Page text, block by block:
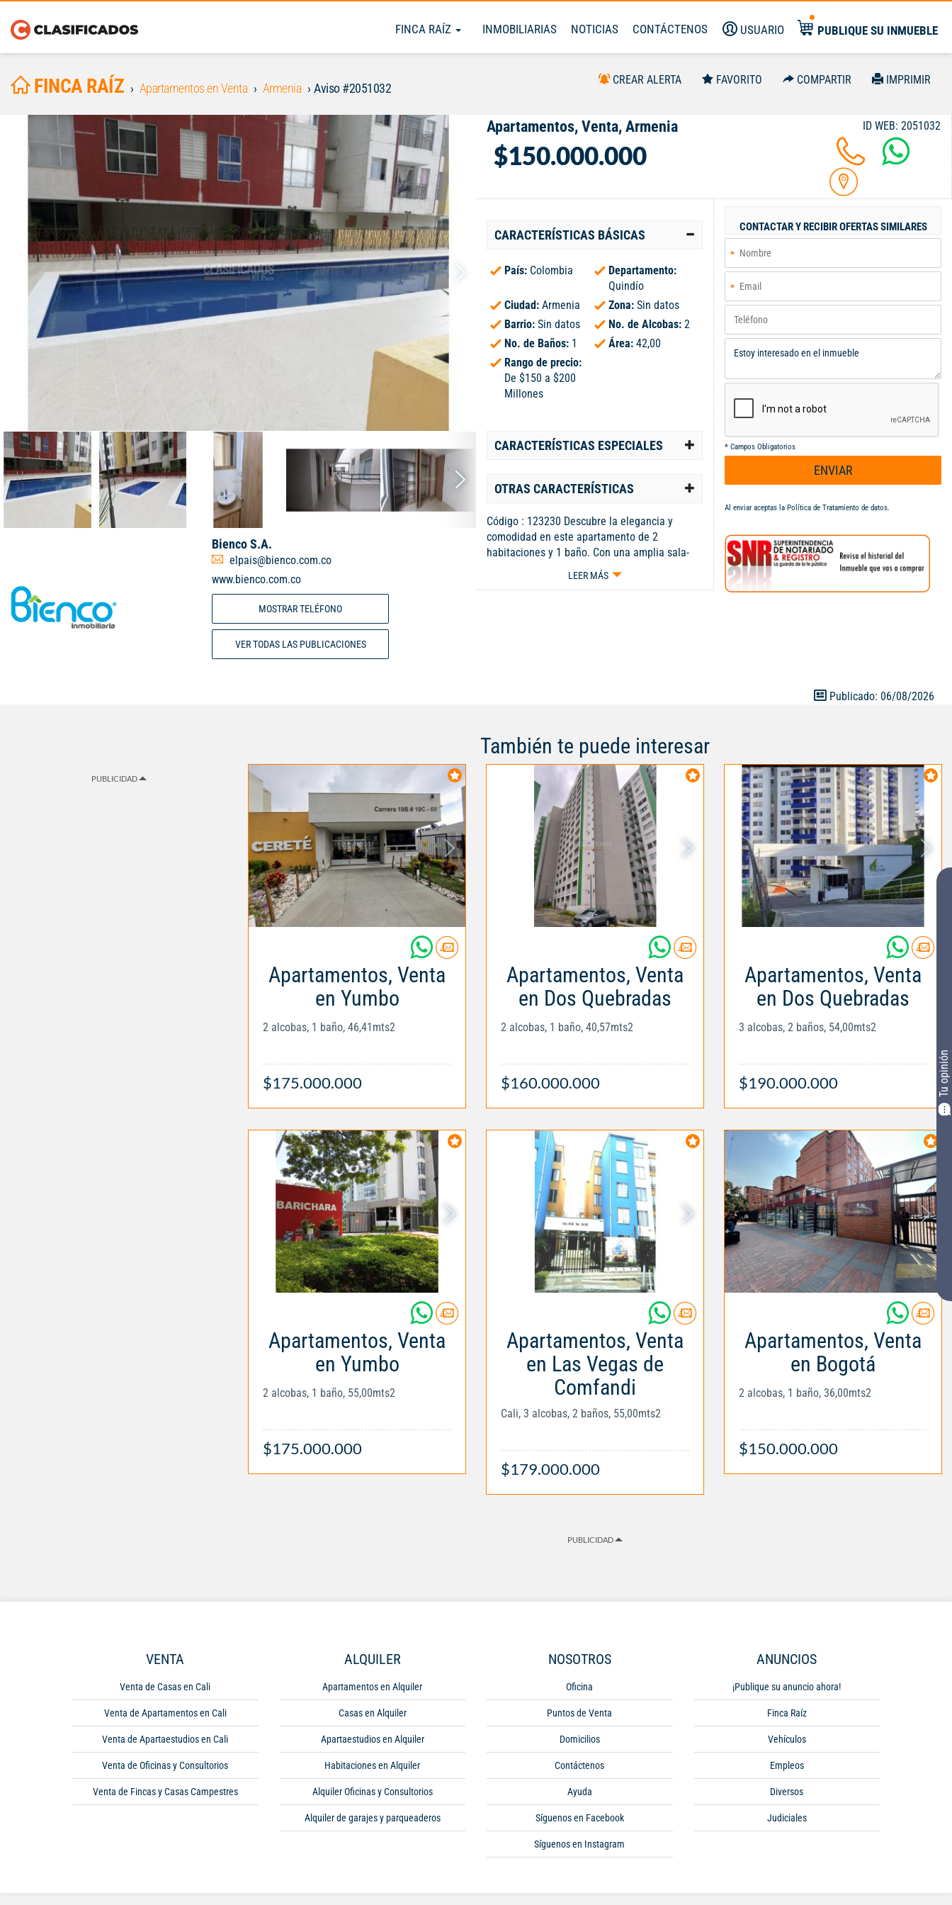
FINCA RAÍZ INMOBILIARIAS NOTICIAS CONTÁCTENOS USUARIO PUBLIQUE SU INMUEBLE
Tu opinión
FINCA RAÍZ Apartamentos en Venta Armenia Aviso #2051032
CREAR ALERTA FAVORITO COMPARTIR IMPRIMIR
Bienco S.A.
elpais@bienco.com.co
www.bienco.com.co
MOSTRAR TELÉFONO
VER TODAS LAS PUBLICACIONES
Apartamentos, Venta, Armenia
$150.000.000
ID WEB: 2051032
CARACTERÍSTICAS BÁSICAS
País: Colombia
Departamento:
Quindío
Ciudad: Armenia Zona: Sin datos
Barrio: Sin datos No. de Alcobas: 2
No. de Baños: 1 Área: 42,00
Rango de precio:
De $150 a $200
Millones
CARACTERÍSTICAS ESPECIALES
OTRAS CARACTERÍSTICAS
Código : 123230 Descubre la elegancia y
comodidad en este apartamento de 2
habitaciones y 1 baño. Con una amplia sala-
comedor que invita a la convivencia, ascensor
para tu comodidad, y una refrescante piscina
LEER MÁS
CONTACTAR Y RECIBIR OFERTAS SIMILARES
* Campos Obligatorios
ENVIAR
Al enviar aceptas la Política de Tratamiento de datos.
Publicado: 06/08/2026
PUBLICIDAD
También te puede interesar
Apartamentos, Venta
en Yumbo
2 alcobas, 1 baño, 46,41mts2
$175.000.000
Apartamentos, Venta
en Dos Quebradas
2 alcobas, 1 baño, 40,57mts2
$160.000.000
Apartamentos, Venta
en Dos Quebradas
3 alcobas, 2 baños, 54,00mts2
$190.000.000
Apartamentos, Venta
en Yumbo
2 alcobas, 1 baño, 55,00mts2
$175.000.000
Apartamentos, Venta
en Las Vegas de
Comfandi
Cali, 3 alcobas, 2 baños, 55,00mts2
$179.000.000
Apartamentos, Venta
en Bogotá
2 alcobas, 1 baño, 36,00mts2
$150.000.000
PUBLICIDAD
VENTA
Venta de Casas en Cali
Venta de Apartamentos en Cali
Venta de Apartaestudios en Cali
Venta de Oficinas y Consultorios
Venta de Fincas y Casas Campestres
ALQUILER
Apartamentos en Alquiler
Casas en Alquiler
Apartaestudios en Alquiler
Habitaciones en Alquiler
Alquiler Oficinas y Consultorios
Alquiler de garajes y parqueaderos
NOSOTROS
Oficina
Puntos de Venta
Domicilios
Contáctenos
Ayuda
Síguenos en Facebook
Síguenos en Instagram
ANUNCIOS
¡Publique su anuncio ahora!
Finca Raíz
Vehículos
Empleos
Diversos
Judiciales